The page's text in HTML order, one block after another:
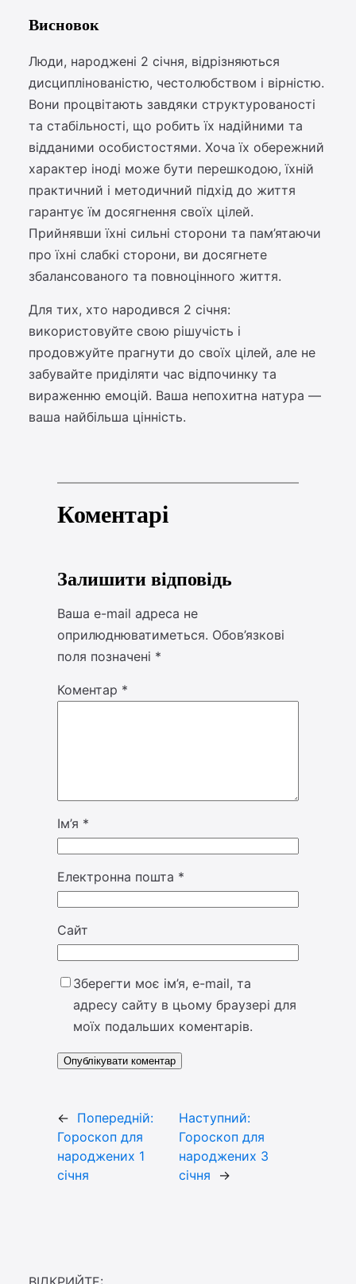
Висновок
Люди, народжені 2 січня, відрізняються
дисциплінованістю, честолюбством і вірністю.
Вони процвітають завдяки структурованості
та стабільності, що робить їх надійними та
відданими особистостями. Хоча їх обережний
характер іноді може бути перешкодою, їхній
практичний і методичний підхід до життя
гарантує їм досягнення своїх цілей.
Прийнявши їхні сильні сторони та пам’ятаючи
про їхні слабкі сторони, ви досягнете
збалансованого та повноцінного життя.
Для тих, хто народився 2 січня:
використовуйте свою рішучість і
продовжуйте прагнути до своїх цілей, але не
забувайте приділяти час відпочинку та
вираженню емоцій. Ваша непохитна натура —
ваша найбільша цінність.
Коментарі
Залишити відповідь
Ваша e-mail адреса не
оприлюднюватиметься. Обов’язкові
поля позначені *
Коментар *
Ім’я *
Електронна пошта *
Сайт
Зберегти моє ім’я, e-mail, та
адресу сайту в цьому браузері для
моїх подальших коментарів.
← Попередній:
Гороскоп для
народжених 1
січня
Наступний:
Гороскоп для
народжених 3
січня
→